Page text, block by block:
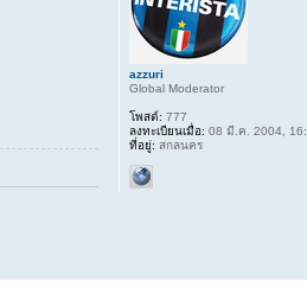
azzuri
Global Moderator
โพสต์: 777
ลงทะเบียนเมื่อ: 08 มี.ค. 2004,
ที่อยู่: สกลนคร